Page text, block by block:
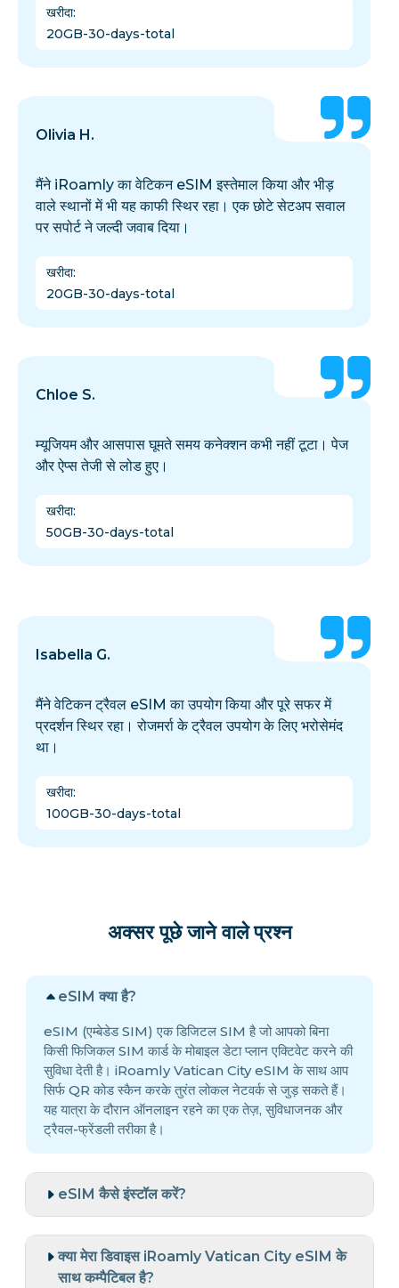
खरीदा:
20GB-30-days-total
Olivia H.
मैंने iRoamly का वेटिकन eSIM इस्तेमाल किया और भीड़
वाले स्थानों में भी यह काफी स्थिर रहा। एक छोटे सेटअप सवाल
पर सपोर्ट ने जल्दी जवाब दिया।
खरीदा:
20GB-30-days-total
Chloe S.
म्यूजियम और आसपास घूमते समय कनेक्शन कभी नहीं टूटा। पेज
और ऐप्स तेजी से लोड हुए।
खरीदा:
50GB-30-days-total
Isabella G.
मैंने वेटिकन ट्रैवल eSIM का उपयोग किया और पूरे सफर में
प्रदर्शन स्थिर रहा। रोजमर्रा के ट्रैवल उपयोग के लिए भरोसेमंद
था।
खरीदा:
100GB-30-days-total
अक्सर पूछे जाने वाले प्रश्न
eSIM क्या है?
eSIM (एम्बेडेड SIM) एक डिजिटल SIM है जो आपको बिना
किसी फिजिकल SIM कार्ड के मोबाइल डेटा प्लान एक्टिवेट करने की
सुविधा देती है। iRoamly Vatican City eSIM के साथ आप
सिर्फ QR कोड स्कैन करके तुरंत लोकल नेटवर्क से जुड़ सकते हैं।
यह यात्रा के दौरान ऑनलाइन रहने का एक तेज़, सुविधाजनक और
ट्रैवल-फ्रेंडली तरीका है।
eSIM कैसे इंस्टॉल करें?
क्या मेरा डिवाइस iRoamly Vatican City eSIM के
साथ कम्पैटिबल है?